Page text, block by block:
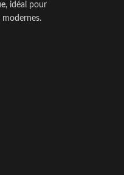
, idéal pour